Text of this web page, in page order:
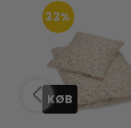
33%
KØB